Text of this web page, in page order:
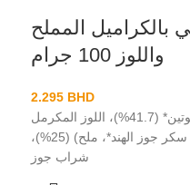
بالكراميل المملح
واللوز 100 جرام
2.295 BHD
رقائق الشوفان الخالية من الغلوتين* (41.7%)، اللوز المكرمل
المملح* (لوز*، شراب جوز الهند*، سكر جوز الهند*، ملح) (25%)،
شراب جوز